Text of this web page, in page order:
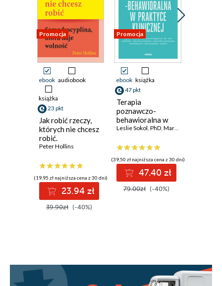
Promocja
ebook audiobook
książka
23 pkt
Jak robić rzeczy,
których nie chcesz
robić.
Samodyscyplina,
Peter Hollins
(19,95 zł najniższa cena z 30 dni)
23.94 zł
39.90zł (-40%)
Promocja
ebook książka
47 pkt
Terapia
poznawczo-
behawioralna w
praktyce klinicznej
Leslie Sokol, PhD, Marci G. Fox
(39,50 zł najniższa cena z 30 dni)
47.40 zł
79.00zł (-40%)